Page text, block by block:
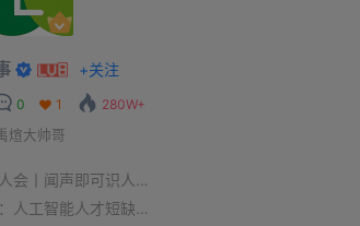
+关注
0 1
280W+
煊大帅哥
可识人，虚拟诈骗的克星——声纹识别
智能人才短缺是世界性问题